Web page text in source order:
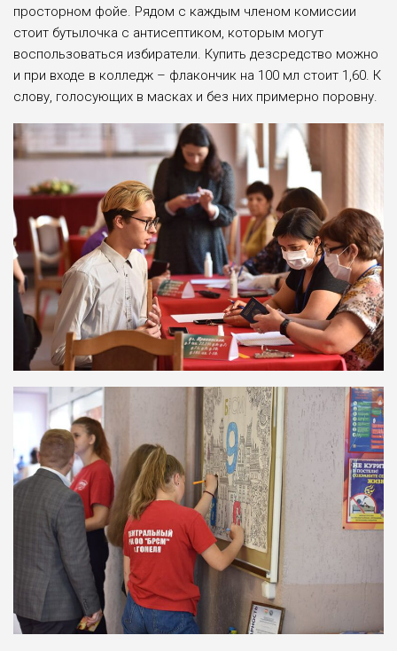
просторном фойе. Рядом с каждым членом комиссии
стоит бутылочка с антисептиком, которым могут
воспользоваться избиратели. Купить дезсредство можно
и при входе в колледж – флакончик на 100 мл стоит 1,60. К
слову, голосующих в масках и без них примерно поровну.